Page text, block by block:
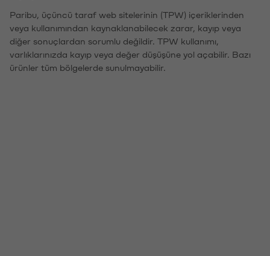
Paribu, üçüncü taraf web sitelerinin (TPW) içeriklerinden
veya kullanımından kaynaklanabilecek zarar, kayıp veya
diğer sonuçlardan sorumlu değildir. TPW kullanımı,
varlıklarınızda kayıp veya değer düşüşüne yol açabilir. Bazı
ürünler tüm bölgelerde sunulmayabilir.